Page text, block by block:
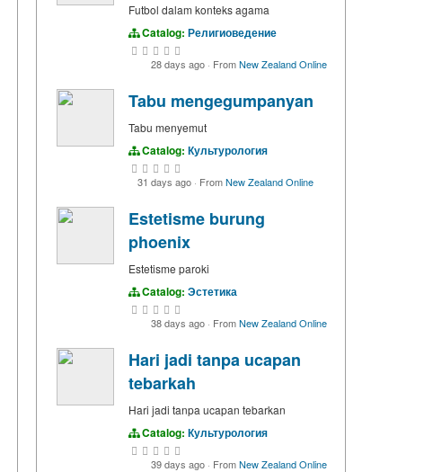
Futbol dalam konteks agama
Catalog: Религиоведение
28 days ago · FromNew Zealand Online
Tabu mengegumpanyan
Tabu menyemut
Catalog: Культурология
31 days ago · FromNew Zealand Online
Estetisme burung
phoenix
Estetisme paroki
Catalog: Эстетика
38 days ago · FromNew Zealand Online
Hari jadi tanpa ucapan
tebarkah
Hari jadi tanpa ucapan tebarkan
Catalog: Культурология
39 days ago · FromNew Zealand Online